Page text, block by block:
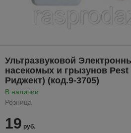
Ультразвуковой
насекомых и грызунов Pest
Риджект) (код.9-3705)
В наличии
Розница
19 руб.